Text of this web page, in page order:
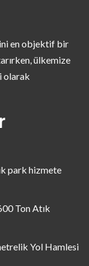
en objektif bir
ülkemize
olarak
park hizmete
Ton Atık
Yol Hamlesi